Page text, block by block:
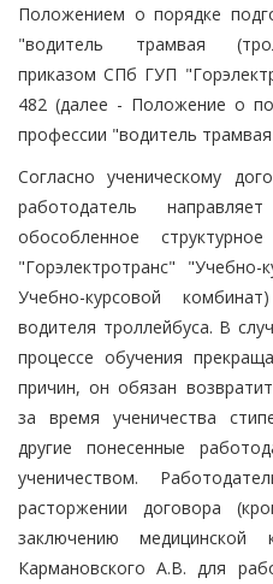
Положением о порядке
"водитель трамвая
приказом СПб ГУП
482 (далее - Положение о
профессии "водитель
Согласно ученическому
работодатель
обособленное
"Горэлектротранс"
Учебно-курсовой
водителя троллейбуса. В
процессе обучения
причин, он обязан
за время ученичества
другие понесенные
ученичеством.
расторжении договора
заключению медицинской
Кармановского А.В. для